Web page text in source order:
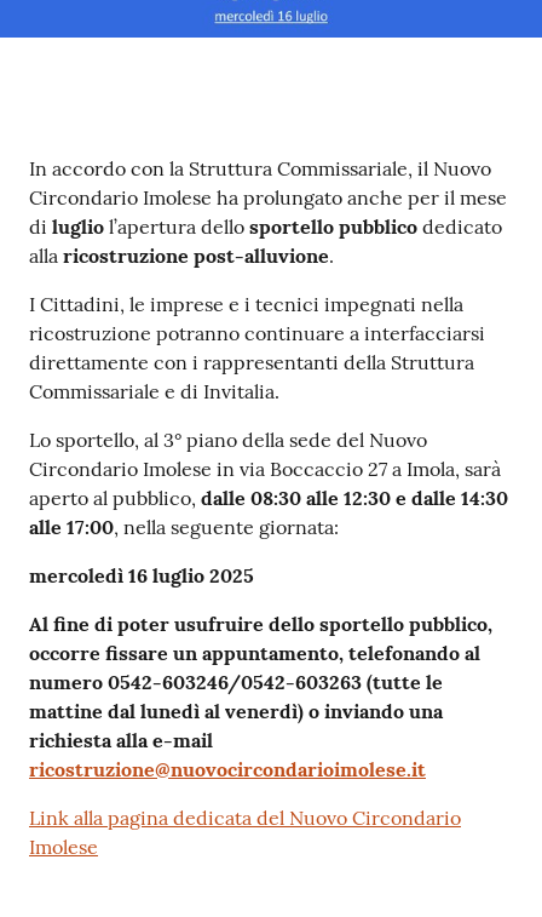
Contenuto
In accordo con la Struttura Commissariale, il Nuovo
Circondario Imolese ha prolungato anche per il mese
di luglio l’apertura dello sportello pubblico dedicato
alla ricostruzione post-alluvione.
I Cittadini, le imprese e i tecnici impegnati nella
ricostruzione potranno continuare a interfacciarsi
direttamente con i rappresentanti della Struttura
Commissariale e di Invitalia.
Lo sportello, al 3° piano della sede del Nuovo
Circondario Imolese in via Boccaccio 27 a Imola, sarà
aperto al pubblico, dalle 08:30 alle 12:30 e dalle 14:30
alle 17:00, nella seguente giornata:
mercoledì 16 luglio 2025
Al fine di poter usufruire dello sportello pubblico,
occorre fissare un appuntamento, telefonando al
numero 0542-603246/0542-603263 (tutte le
mattine dal lunedì al venerdì) o inviando una
richiesta alla e-mail
ricostruzione@nuovocircondarioimolese.it
Link alla pagina dedicata del Nuovo Circondario
Imolese